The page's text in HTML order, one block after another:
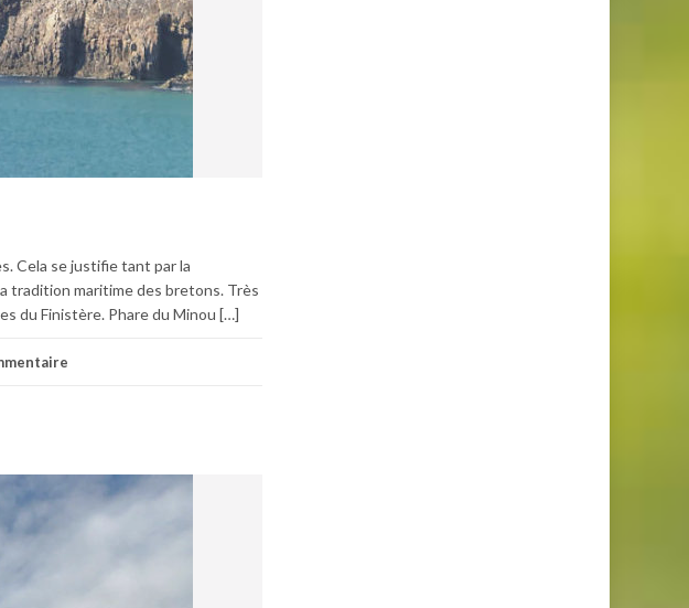
Cela se justifie tant par la
tradition maritime des bretons. Très
du Finistère. Phare du Minou […]